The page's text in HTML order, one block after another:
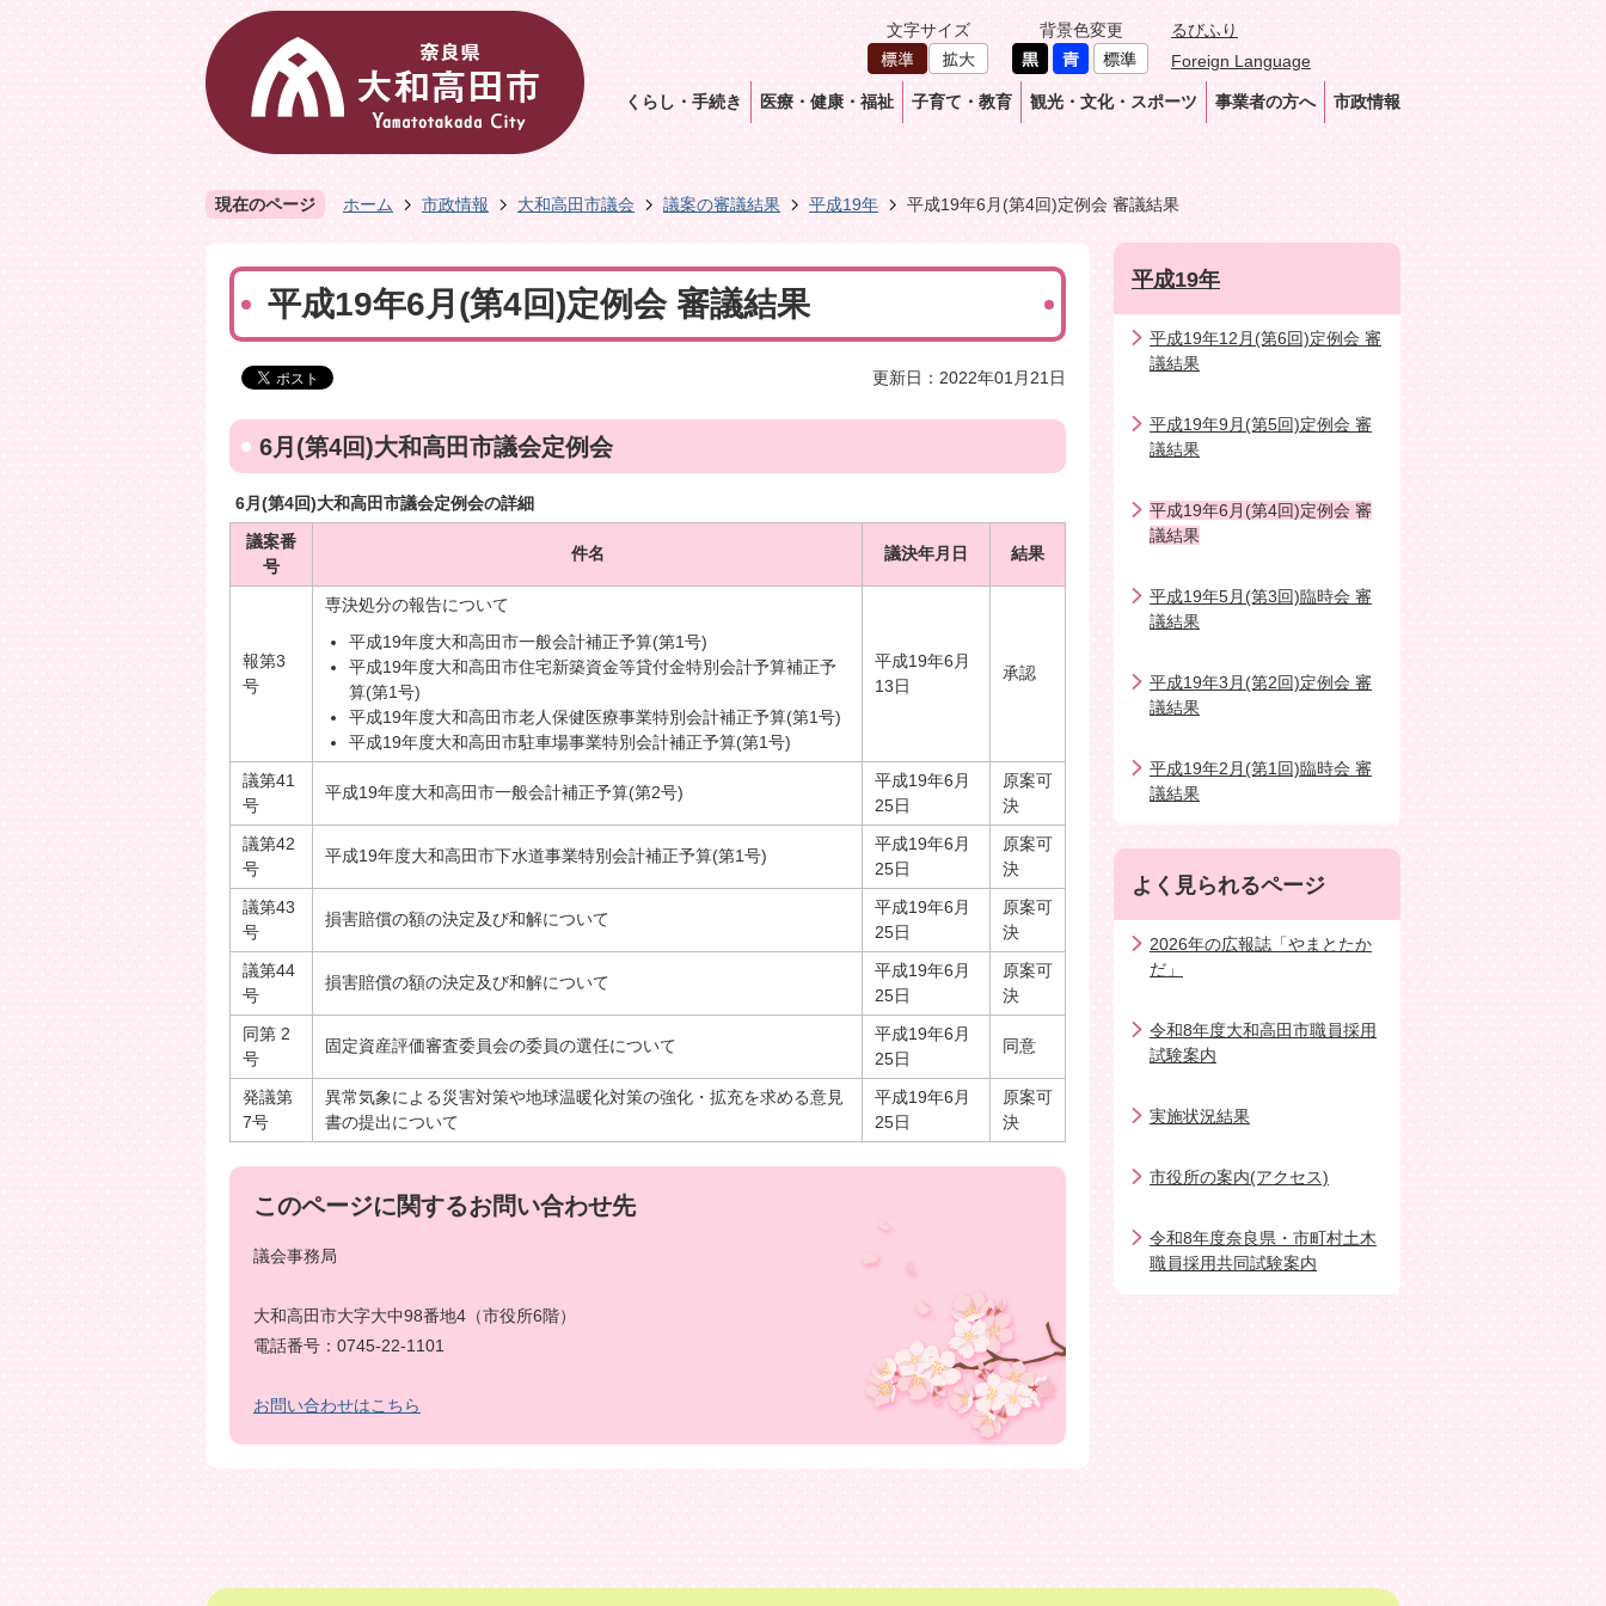
文字サイズ 背景色変更
るびふり
Foreign Language
くらし・手続き 医療・健康・福祉 子育て・教育 観光・文化・スポーツ 事業者の方へ 市政情報
現在のページ ホーム 市政情報 大和高田市議会 議案の審議結果 平成19年 平成19年6月(第4回)定例会 審議結果
平成19年6月(第4回)定例会 審議結果
更新日：2022年01月21日
6月(第4回)大和高田市議会定例会
6月(第4回)大和高田市議会定例会の詳細
議案番
号
件名 議決年月日 結果
報第3
号
専決処分の報告について
平成19年度大和高田市一般会計補正予算(第1号)
平成19年度大和高田市住宅新築資金等貸付金特別会計予算補正予
算(第1号)
平成19年度大和高田市老人保健医療事業特別会計補正予算(第1号)
平成19年度大和高田市駐車場事業特別会計補正予算(第1号)
平成19年6月
13日
承認
議第41
号
平成19年度大和高田市一般会計補正予算(第2号)
平成19年6月
25日
原案可
決
議第42
号
平成19年度大和高田市下水道事業特別会計補正予算(第1号)
平成19年6月
25日
原案可
決
議第43
号
損害賠償の額の決定及び和解について
平成19年6月
25日
原案可
決
議第44
号
損害賠償の額の決定及び和解について
平成19年6月
25日
原案可
決
同第 2
号
固定資産評価審査委員会の委員の選任について
平成19年6月
25日
同意
発議第
7号
異常気象による災害対策や地球温暖化対策の強化・拡充を求める意見
書の提出について
平成19年6月
25日
原案可
決
このページに関するお問い合わせ先
議会事務局
大和高田市大字大中98番地4（市役所6階）
電話番号：0745-22-1101
お問い合わせはこちら
平成19年
平成19年12月(第6回)定例会 審
議結果
平成19年9月(第5回)定例会 審
議結果
平成19年6月(第4回)定例会 審
議結果
平成19年5月(第3回)臨時会 審
議結果
平成19年3月(第2回)定例会 審
議結果
平成19年2月(第1回)臨時会 審
議結果
よく見られるページ
2026年の広報誌「やまとたか
だ」
令和8年度大和高田市職員採用
試験案内
実施状況結果
市役所の案内(アクセス)
令和8年度奈良県・市町村土木
職員採用共同試験案内